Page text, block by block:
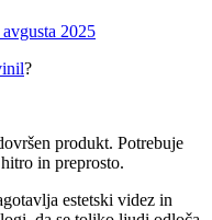
avgusta 2025
?
produkt. Potrebuje
in preprosto.
estetski videz in